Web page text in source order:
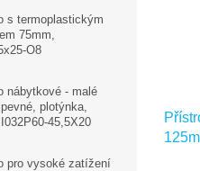
s termoplastickým
75mm,
O8
nábytkové - malé
plotýnka,
45,5X20
pro vysoké zatížení